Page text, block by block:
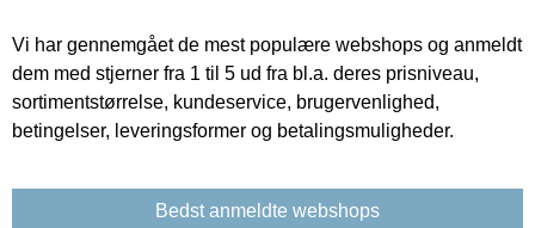
Vi har gennemgået de mest populære webshops og anmeldt
dem med stjerner fra 1 til 5 ud fra bl.a. deres prisniveau,
sortimentstørrelse, kundeservice, brugervenlighed,
betingelser, leveringsformer og betalingsmuligheder.
Bedst anmeldte webshops